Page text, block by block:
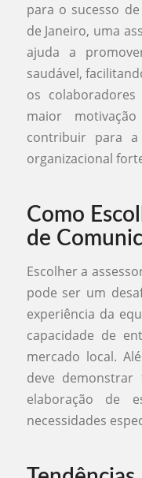
para o sucesso
de Janeiro, uma
ajuda a
saudável,
os
maior
contribuir para
organizacional
Como
de
Escolher a
pode ser um
experiência da
capacidade de
mercado local.
deve demonstrar
elaboração de
necessidades